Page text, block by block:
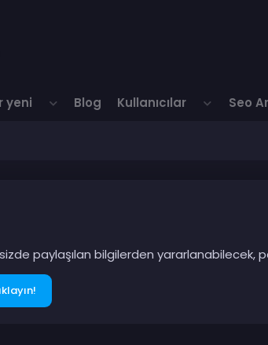
yeni Blog Kullanıcılar Seo
sizde paylaşılan bilgilerden